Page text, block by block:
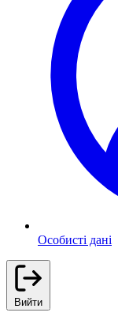
Особисті дані
Вийти